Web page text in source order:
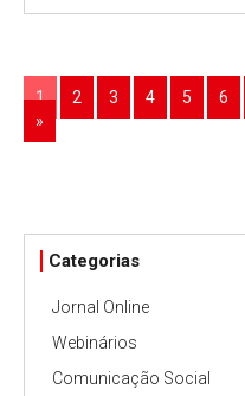
1 2 3 4 5 6
»
Categorias
Jornal Online
Webinários
Comunicação Social